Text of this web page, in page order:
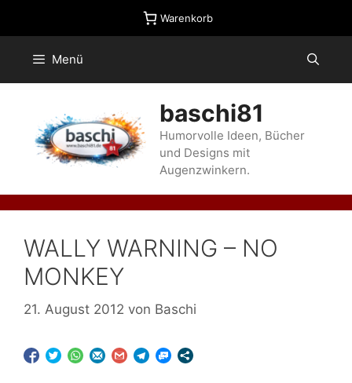
Warenkorb
Menü
baschi81
Humorvolle Ideen, Bücher
und Designs mit
Augenzwinkern.
WALLY WARNING – NO
MONKEY
21. August 2012 von Baschi